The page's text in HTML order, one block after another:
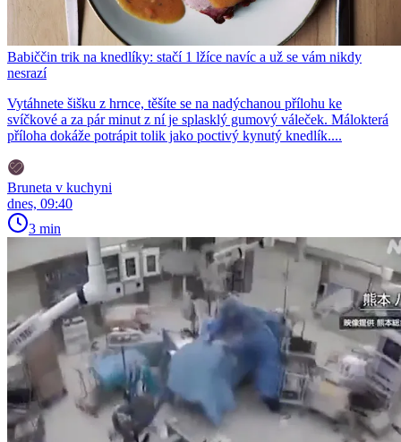
Babiččin trik na knedlíky: stačí 1 lžíce navíc a už se vám nikdy
nesrazí
Vytáhnete šišku z hrnce, těšíte se na nadýchanou přílohu ke
svíčkové a za pár minut z ní je splasklý gumový váleček. Málokterá
příloha dokáže potrápit tolik jako poctivý kynutý knedlík....
Bruneta v kuchyni
dnes, 09:40
3 min